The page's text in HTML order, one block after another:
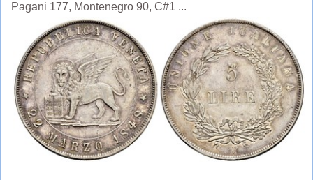
Pagani 177, Montenegro 90, C#1 ...